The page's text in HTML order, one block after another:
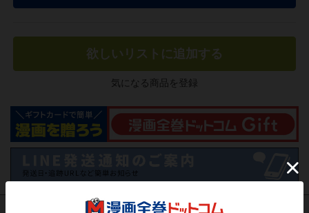
欲しいリストに追加する
気になる商品を登録
（関連商品を含む）